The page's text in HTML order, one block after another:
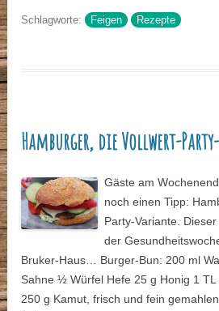
Schlagworte: Feigen Rezepte
Hamburger, die Vollwert-
Gäste am
noch einen Tipp:
Party-Variante.
der
Bruker-Haus… Burger-Bun: 200 ml
Sahne ½ Würfel Hefe 25 g Honig 1 TL
250 g Kamut, frisch und fein